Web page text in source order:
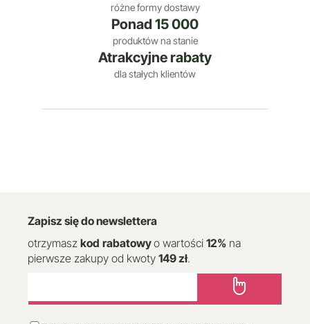
różne formy dostawy
Ponad 15 000
produktów na stanie
Atrakcyjnerabaty
dla stałych klientów
Zapisz się do newslettera
otrzymasz kod rabatowyo wartości 12% na
pierwsze zakupy od kwoty 149 zł.